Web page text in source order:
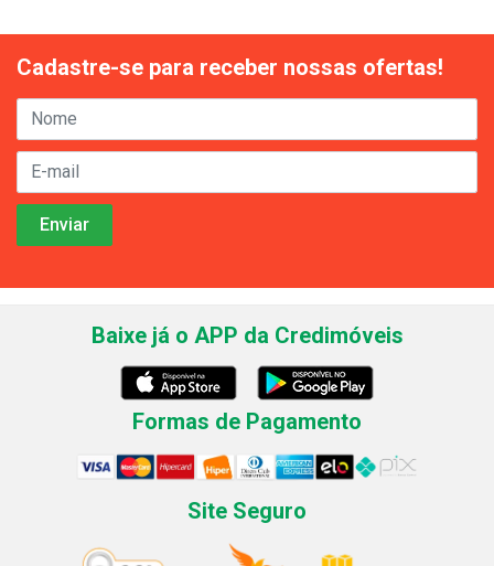
Cadastre-se para receber nossas ofertas!
Baixe já o APP da Credimóveis
Formas de Pagamento
Site Seguro